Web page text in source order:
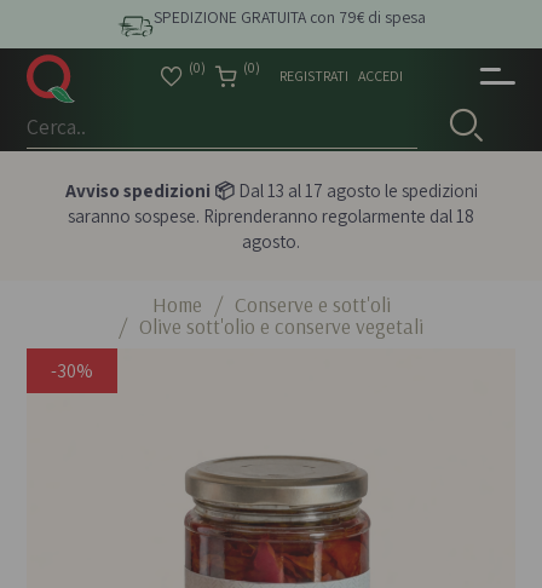
SPEDIZIONE GRATUITA con 79€ di spesa
(0) (0) REGISTRATI ACCEDI
Avviso spedizioni 📦Dal 13 al 17 agosto le spedizioni
saranno sospese. Riprenderanno regolarmente dal 18
agosto.
Home / Conserve e sott'oli
/ Olive sott'olio e conserve vegetali
-30%